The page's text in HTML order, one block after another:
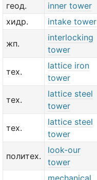
геод. inner tower
хидр.
intake tower
жп.
interlocking
tower
тех.
lattice iron
tower
тех.
lattice steel
tower
тех.
lattice steel
tower
политех.
look-our
tower
mechanical